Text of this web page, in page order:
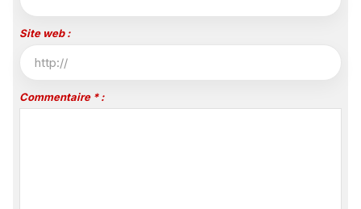
Site web :
Commentaire * :